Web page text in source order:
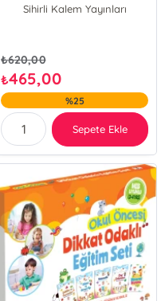
Sihirli Kalem Yayınları
₺620,00
₺465,00
%25
Sepete Ekle